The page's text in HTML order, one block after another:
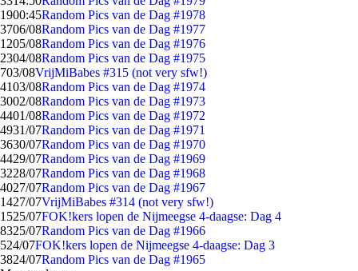
1900:45Random Pics van de Dag #1978
3706/08Random Pics van de Dag #1977
1205/08Random Pics van de Dag #1976
2304/08Random Pics van de Dag #1975
703/08VrijMiBabes #315 (not very sfw!)
4103/08Random Pics van de Dag #1974
3002/08Random Pics van de Dag #1973
4401/08Random Pics van de Dag #1972
4931/07Random Pics van de Dag #1971
3630/07Random Pics van de Dag #1970
4429/07Random Pics van de Dag #1969
3228/07Random Pics van de Dag #1968
4027/07Random Pics van de Dag #1967
1427/07VrijMiBabes #314 (not very sfw!)
1525/07FOK!kers lopen de Nijmeegse 4-daagse: Dag 4
8325/07Random Pics van de Dag #1966
524/07FOK!kers lopen de Nijmeegse 4-daagse: Dag 3
3824/07Random Pics van de Dag #1965